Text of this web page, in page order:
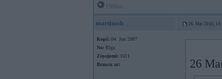
martinssh 26. Mar 2010,
Kopš: 04. Jun 2007
No: Rīga
Ziņojumi: 1611
Braucu ar:
26